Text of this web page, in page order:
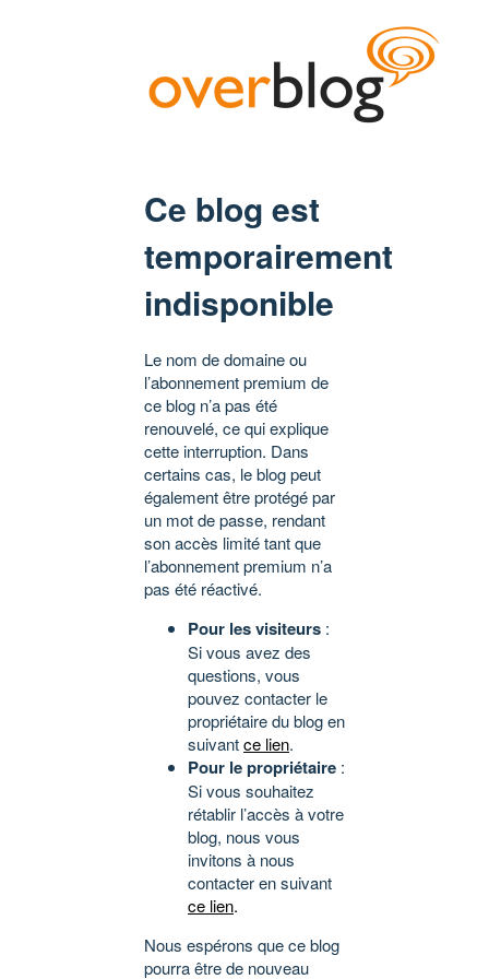
Ce blog est
temporairement
indisponible
Le nom de domaine ou
l’abonnement premium de
ce blog n’a pas été
renouvelé, ce qui explique
cette interruption. Dans
certains cas, le blog peut
également être protégé par
un mot de passe, rendant
son accès limité tant que
l’abonnement premium n’a
pas été réactivé.
Pour les visiteurs :
Si vous avez des
questions, vous
pouvez contacter le
propriétaire du blog en
suivantce lien.
Pour le propriétaire :
Si vous souhaitez
rétablir l’accès à votre
blog, nous vous
invitons à nous
contacter en suivant
ce lien.
Nous espérons que ce blog
pourra être de nouveau